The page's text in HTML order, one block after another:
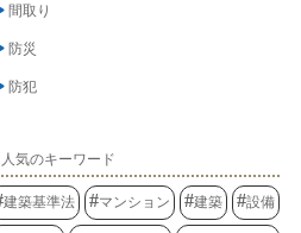
間取り
防災
防犯
人気のキーワード
建築基準法 マンション 建築 設備